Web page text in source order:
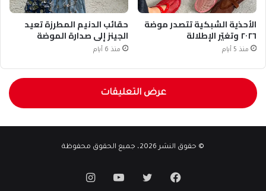
الأحذية الشبكية تتصدر موضة
٢٠٢٦ وتغيّر الإطلالة
منذ 5 أيام
حقائب الدنيم المطرزة تعيد
الجينز إلى صدارة الموضة
منذ 6 أيام
عرض التعليقات
© حقوق النشر 2026، جميع الحقوق محفوظة
فيسبوكتويتر يوتيوبانستقرام